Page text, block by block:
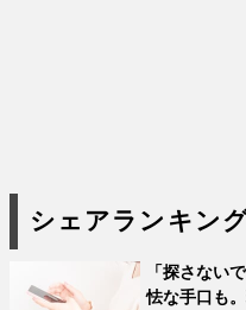
シェアランキン
「探さない
怯な手口も